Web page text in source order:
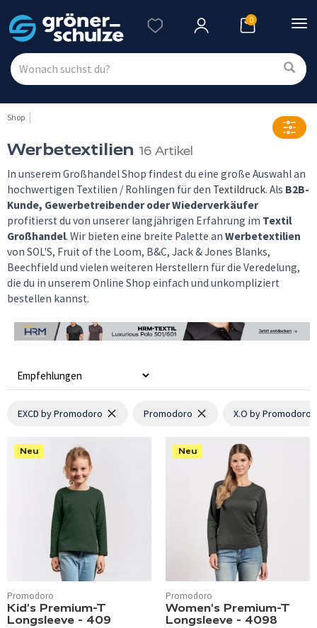
0
Shop
Werbetextilien 16 Artikel
In unserem Großhandel Shop findest du eine große Auswahl an
hochwertigen Textilien / Rohlingen für den Textildruck. Als B2B-
Kunde, Gewerbetreibender oder Wiederverkäufer
profitierst du von unserer langjährigen Erfahrung im Textil
Großhandel. Wir bieten eine breite Palette an Werbetextilien
von SOL'S, Fruit of the Loom, B&C, Jack & Jones Blanks,
Beechfield und vielen weiteren Herstellern für die Veredelung,
die du in unserem Online Shop einfach und unkompliziert
bestellen kannst.
EXCD by Promodoro Promodoro X.O by Promodoro
Neu
Promodoro
Kid's Premium-T
Longsleeve - 409
Neu
Promodoro
Women's Premium-T
Longsleeve - 4098